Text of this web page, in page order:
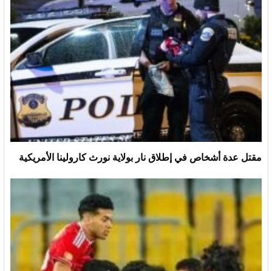
مقتل عدة أشخاص في إطلاق نار بولاية نورث كارولينا الأمريكية